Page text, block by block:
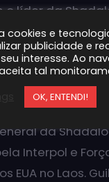
o líder da
duplo.
Guile e
pela dupla ter
ter derrotado
da
Interpol e
EUA no Laos.
cookies e
publicidade e
interesse. Ao
tal
OK, ENTENDI!